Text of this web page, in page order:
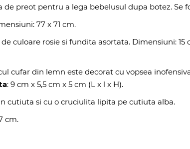
de preot pentru a lega bebelusul dupa botez. Se
77 x 71 cm.
culoare rosie si fundita asortata. Dimensiuni:
cufar din lemn este decorat cu vopsea
: 9 cm x 5,5 cm x 5 cm (L x l x H).
cutiuta si cu o cruciulita lipita pe cutiuta alba.
cm.